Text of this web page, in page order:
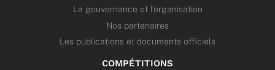
La gouvernance et l’organisation
Nos partenaires
Les publications et documents officiels
COMPÉTITIONS